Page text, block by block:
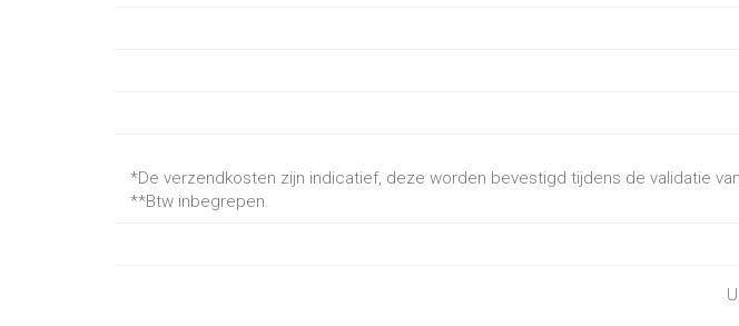
*De verzendkosten zijn indicatief, deze worden bevestigd tijdens de validatie
**Btw inbegrepen.